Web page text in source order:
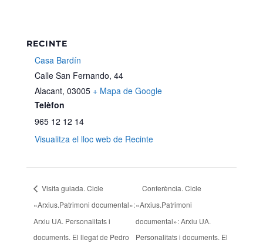
RECINTE
Casa Bardín
Calle San Fernando, 44
Alacant, 03005 + Mapa de Google
Telèfon
965 12 12 14
Visualitza el lloc web de Recinte
Visita guiada. Cicle
«Arxius.Patrimoni documental»:
Arxiu UA. Personalitats i
documents. El llegat de Pedro
Conferència. Cicle
«Arxius.Patrimoni
documental»: Arxiu UA.
Personalitats i documents. El